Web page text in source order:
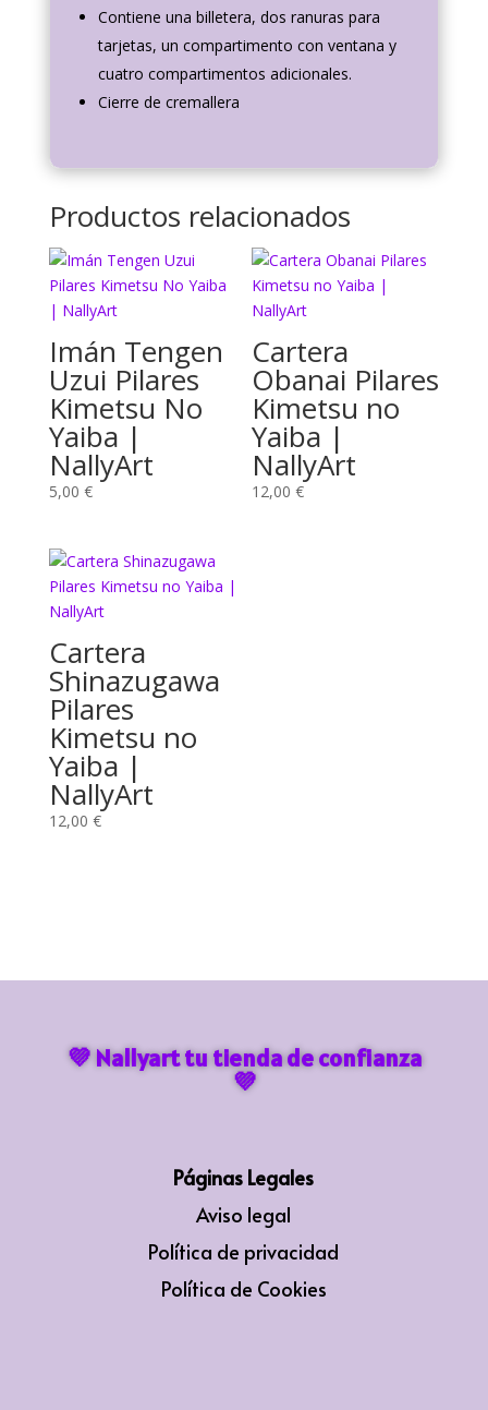
Contiene una billetera, dos ranuras para
tarjetas, un compartimento con ventana y
cuatro compartimentos adicionales.
Cierre de cremallera
Productos relacionados
Imán Tengen
Uzui Pilares
Kimetsu No
Yaiba |
NallyArt
5,00 €
Cartera
Obanai Pilares
Kimetsu no
Yaiba |
NallyArt
12,00€
Cartera
Shinazugawa
Pilares
Kimetsu no
Yaiba |
NallyArt
12,00 €
💜 Nallyart tu tienda de confianza
💜
Páginas Legales
Aviso legal
Política de privacidad
Política de Cookies